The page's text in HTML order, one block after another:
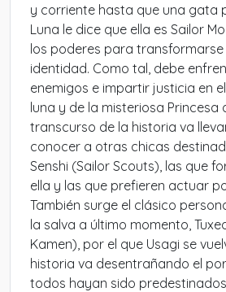
y corriente hasta que una gata
Luna le dice que ella es Sailor
los poderes para transformarse
identidad. Como tal, debe
enemigos e impartir justicia en
luna y de la misteriosa Princesa
transcurso de la historia va
conocer a otras chicas
Senshi (Sailor Scouts), las que
ella y las que prefieren actuar
También surge el clásico
la salva a último momento,
Kamen), por el que Usagi se
historia va desentrañando el
todos hayan sido